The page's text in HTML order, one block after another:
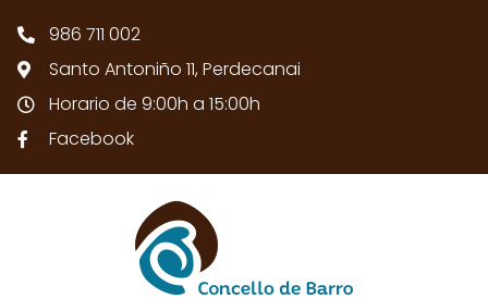
986 711 002
Santo Antoniño 11, Perdecanai
Horario de 9:00h a 15:00h
Facebook